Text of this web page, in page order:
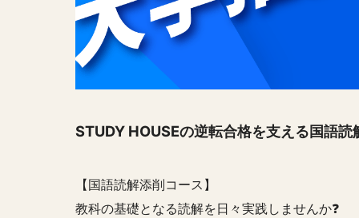
STUDY HOUSEの逆転合格を支える国語読
【国語読解添削コース】
教科の基礎となる読解を日々実践しませんか❓